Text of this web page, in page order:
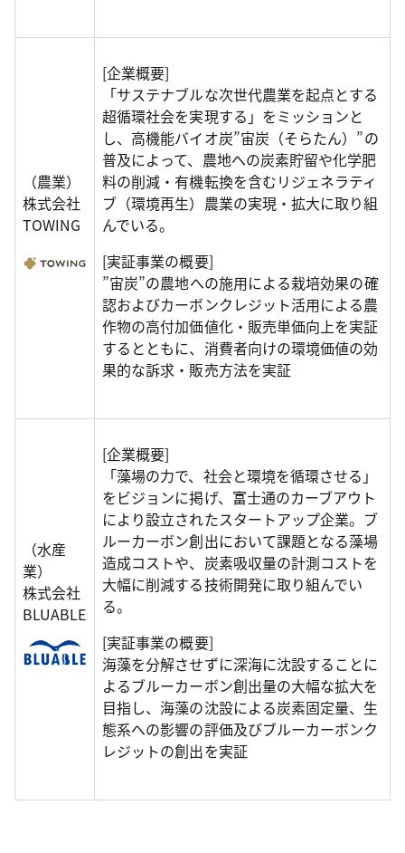
（農業）
株式会社
TOWING
[企業概要]
「サステナブルな次世代農業を起点とする
超循環社会を実現する」をミッションと
し、高機能バイオ炭”宙炭（そらたん）”の
普及によって、農地への炭素貯留や化学肥
料の削減・有機転換を含むリジェネラティ
ブ（環境再生）農業の実現・拡大に取り組
んでいる。
[実証事業の概要]
”宙炭”の農地への施用による栽培効果の確
認およびカーボンクレジット活用による農
作物の高付加価値化・販売単価向上を実証
するとともに、消費者向けの環境価値の効
果的な訴求・販売方法を実証
（水産
業）
株式会社
BLUABLE
[企業概要]
「藻場の力で、社会と環境を循環させる」
をビジョンに掲げ、富士通のカーブアウト
により設立されたスタートアップ企業。ブ
ルーカーボン創出において課題となる藻場
造成コストや、炭素吸収量の計測コストを
大幅に削減する技術開発に取り組んでい
る。
[実証事業の概要]
海藻を分解させずに深海に沈設することに
よるブルーカーボン創出量の大幅な拡大を
目指し、海藻の沈設による炭素固定量、生
態系への影響の評価及びブルーカーボンク
レジットの創出を実証